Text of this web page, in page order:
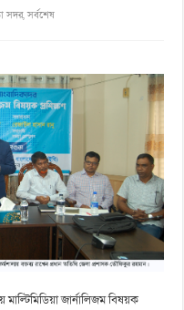
সদর,সর্বশেষ
জার্নালিজম বিষয়ক